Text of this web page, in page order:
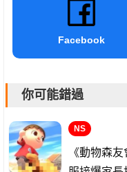
Facebook
你可能錯過
NS
《動物森